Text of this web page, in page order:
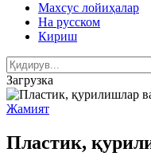
Махсус лойиҳалар
На русском
Кириш
Загрузка
Жамият
Пластик,